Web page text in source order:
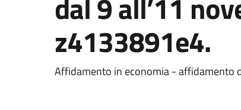
dal 9 all’11
z4133891e4.
Dettaglio del documento
Affidamento in economia - affidamento